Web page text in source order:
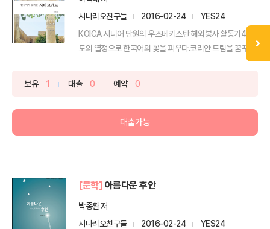
시나리오친구들
2016-02-24
YES24
KOICA 시니어 단원의 우즈베키스탄 해외봉사 활동기40
도의 열정으로 한국어의 꽃을 피우다.코리안 드림을 꿈꾸는
보유 1 대출 0 예약 0
대출가능
[문학] 아름다운 후안
박종환 저
시나리오친구들
2016-02-24
YES24